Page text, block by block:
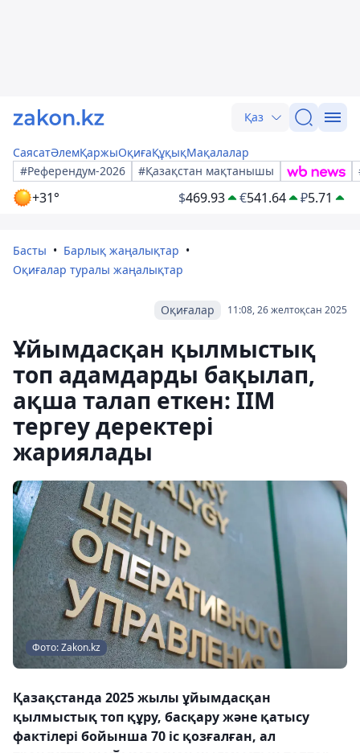
Қаз
СаясатӘлемҚаржыОқиғаҚұқықМақалалар
#Референдум-2026
#Қазақстан мақтанышы
+31° $469.93 €541.64 ₽5.71
Басты
Барлық жаңалықтар
Оқиғалар туралы жаңалықтар
11:08, 26 желтоқсан 2025
Оқиғалар
Ұйымдасқан қылмыстық
топ адамдарды бақылап,
ақша талап еткен: ІІМ
тергеу деректері
жариялады
Фото: Zakon.kz
Қазақстанда 2025 жылы ұйымдасқан
қылмыстық топ құру, басқару және қатысу
фактілері бойынша 70 іс қозғалған, ал